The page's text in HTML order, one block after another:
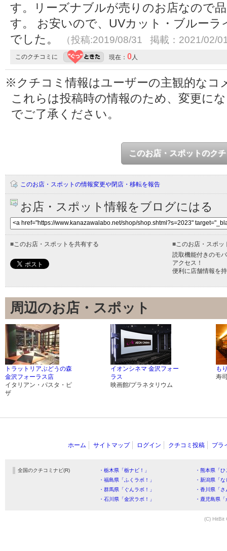
す。リーズナブルが売りのお店なので
す。 お安いので、UVカット・ブルー
でした。
（投稿:2019/08/31 掲載：2021/02/
このクチコミに 現在： 0 人
※クチコミ情報はユーザーの主観的なコ
これらは投稿時の情報のため、変更に
でご了承ください。
このお店・スポットのク
このお店・スポットの情報変更や閉店・移転を報告
お店・スポット情報をブログにはる
■ このお店・スポットを共有する ■ このお店・スポ
読取機能付きのモ
アクセス！
便利に店舗情報を
周辺のお店・スポット
トラットリアぶどうの森
金沢フォーラス店
イタリアン・パスタ・ピ
ザ
イオンシネマ 金沢フォー
ラス
映画館/プラネタリウム
も
寿
ホーム サイトマップ ログイン クチコミ投稿 プラ
全国のクチコミナビ(R) ・栃木県「栃ナビ！」
・熊本県「
・福島県「ふくラボ！」
・新潟県「
・群馬県「ぐんラボ！」
・香川県「
・石川県「金沢ラボ！」
・鹿児島県
(C) HitBit